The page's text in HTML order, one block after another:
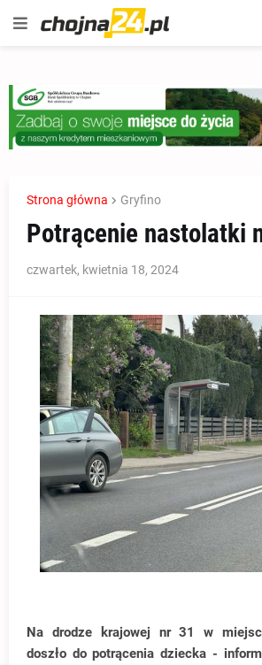
Strona główna Gryfino
Potrącenie nastolatki
czwartek, kwietnia 18, 2024
Na drodze krajowej nr 31 w
doszło do potrącenia dziecka -